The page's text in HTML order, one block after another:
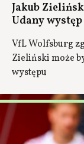
Jakub
Udany
VfL Wolfsburg
Zieliński może
występu